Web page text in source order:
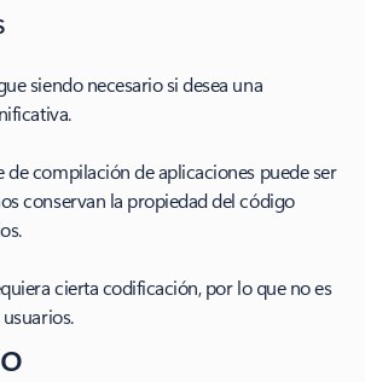
siendo necesario si desea una
de compilación de aplicaciones puede ser
conservan la propiedad del código
cierta codificación, por lo que no es